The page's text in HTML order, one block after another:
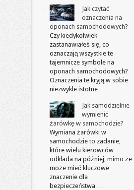
Jak czytać
oznaczenia na
oponach samochodowych?
Czy kiedykolwiek
zastanawiałeś się, co
oznaczają wszystkie te
tajemnicze symbole na
oponach samochodowych?
Oznaczenia te kryją w sobie
niezwykle istotne …
Jak samodzielnie
wymienić
żarówkę w samochodzie?
Wymiana żarówki w
samochodzie to zadanie,
które wielu kierowców
odkłada na później, mimo że
może mieć kluczowe
znaczenie dla
bezpieczeństwa …